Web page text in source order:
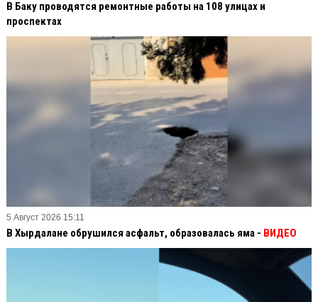
В Баку проводятся ремонтные работы на 108 улицах и
проспектах
5 Август 2026 15:11
В Хырдалане обрушился асфальт, образовалась яма - ВИДЕО